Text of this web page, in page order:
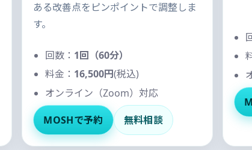
ある改善点をピンポイントで調整しま
す。
回数： 1回（60分）
料金： 16,500円(税込)
オンライン（Zoom）対応
MOSHで予約 無料相談